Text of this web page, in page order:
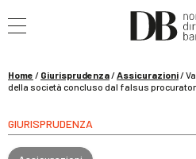
WEBINAR / 29
Pignoramento presso terzi e
Home / Giurisprudenza/Assicurazioni/
della società concluso dal falsus procurator
GIURISPRUDENZA